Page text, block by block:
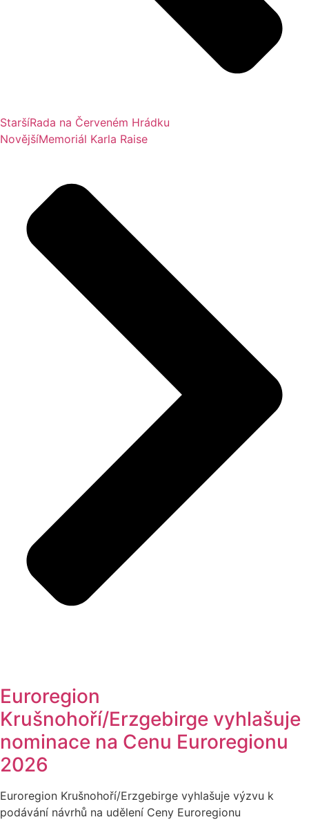
StaršíRada na Červeném Hrádku
NovějšíMemoriál Karla Raise
Euroregion
Krušnohoří/Erzgebirge vyhlašuje
nominace na Cenu Euroregionu
2026
Euroregion Krušnohoří/Erzgebirge vyhlašuje výzvu k
podávání návrhů na udělení Ceny Euroregionu